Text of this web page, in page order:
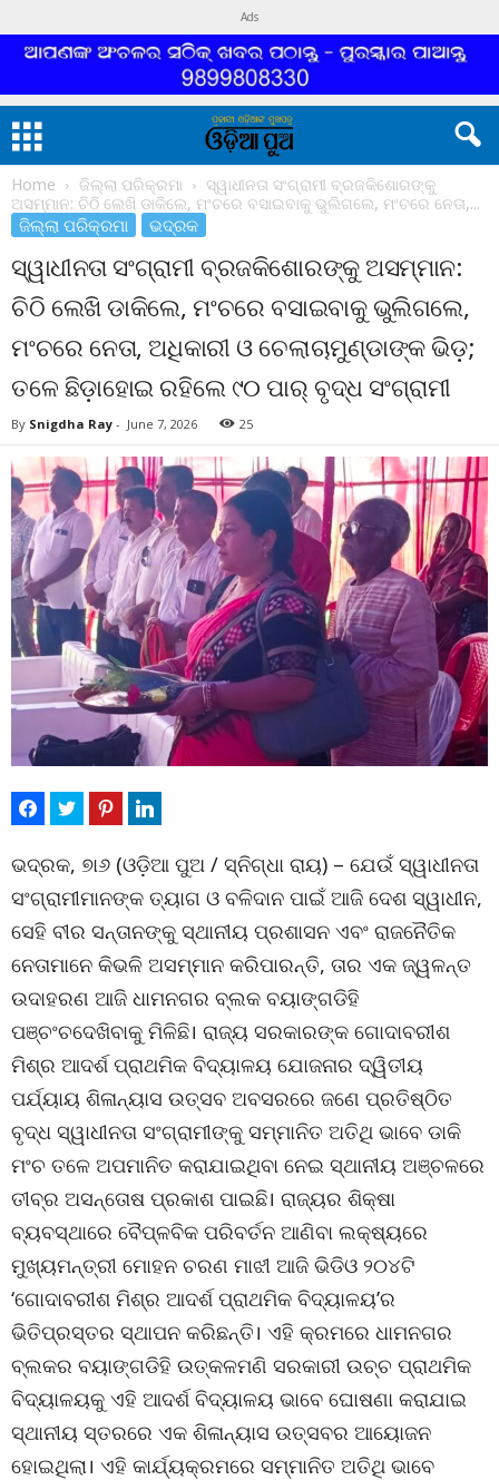
Ads
Home ଜିଲ୍ଲା ପରିକ୍ରମା
ସ୍ୱାଧୀନତା ସଂଗ୍ରାମୀ ବ୍ରଜକିଶୋରଙ୍କୁ
ଅସମ୍ମାନ: ଚିଠି ଲେଖି ଡାକିଲେ, ମଂଚରେ ବସାଇବାକୁ ଭୁଲିଗଲେ, ମଂଚରେ ନେତା,...
ଜିଲ୍ଲା ପରିକ୍ରମା ଭଦ୍ରକ
ସ୍ୱାଧୀନତା ସଂଗ୍ରାମୀ ବ୍ରଜକିଶୋରଙ୍କୁ ଅସମ୍ମାନ:
ଚିଠି ଲେଖି ଡାକିଲେ, ମଂଚରେ ବସାଇବାକୁ ଭୁଲିଗଲେ,
ମଂଚରେ ନେତା, ଅଧିକାରୀ ଓ ଚେଲାଚାମୁଣ୍ଡାଙ୍କ ଭିଡ଼;
ତଳେ ଛିଡ଼ାହୋଇ ରହିଲେ ୯୦ ପାର୍ ବୃଦ୍ଧ ସଂଗ୍ରାମୀ
By Snigdha Ray - June 7, 2026 25
ଭଦ୍ରକ, ୭ା୬ (ଓଡ଼ିଆ ପୁଅ / ସ୍ନିଗ୍ଧା ରାୟ) – ଯେଉଁ ସ୍ୱାଧୀନତା
ସଂଗ୍ରାମୀମାନଙ୍କ ତ୍ୟାଗ ଓ ବଳିଦାନ ପାଇଁ ଆଜି ଦେଶ ସ୍ୱାଧୀନ,
ସେହି ବୀର ସନ୍ତାନଙ୍କୁ ସ୍ଥାନୀୟ ପ୍ରଶାସନ ଏବଂ ରାଜନୈତିକ
ନେତାମାନେ କିଭଳି ଅସମ୍ମାନ କରିପାରନ୍ତି, ତାର ଏକ ଜ୍ୱଳନ୍ତ
ଉଦାହରଣ ଆଜି ଧାମନଗର ବ୍ଲକ ବୟାଙ୍ଗଡିହି
ପଞ୍ଚଂଚଦେଖିବାକୁ ମିଳିଛି। ରାଜ୍ୟ ସରକାରଙ୍କ ଗୋଦାବରୀଶ
ମିଶ୍ର ଆଦର୍ଶ ପ୍ରାଥମିକ ବିଦ୍ୟାଳୟ ଯୋଜନାର ଦ୍ୱିତୀୟ
ପର୍ଯ୍ୟାୟ ଶିଳାନ୍ୟାସ ଉତ୍ସବ ଅବସରରେ ଜଣେ ପ୍ରତିଷ୍ଠିତ
ବୃଦ୍ଧ ସ୍ୱାଧୀନତା ସଂଗ୍ରାମୀଙ୍କୁ ସମ୍ମାନିତ ଅତିଥି ଭାବେ ଡାକି
ମଂଚ ତଳେ ଅପମାନିତ କରାଯାଇଥିବା ନେଇ ସ୍ଥାନୀୟ ଅଞ୍ଚଳରେ
ତୀବ୍ର ଅସନ୍ତୋଷ ପ୍ରକାଶ ପାଇଛି। ରାଜ୍ୟର ଶିକ୍ଷା
ବ୍ୟବସ୍ଥାରେ ବୈପ୍ଳବିକ ପରିବର୍ତନ ଆଣିବା ଲକ୍ଷ୍ୟରେ
ମୁଖ୍ୟମନ୍ତ୍ରୀ ମୋହନ ଚରଣ ମାଝୀ ଆଜି ଭିଡିଓ ୨୦୪ଟି
‘ଗୋଦାବରୀଶ ମିଶ୍ର ଆଦର୍ଶ ପ୍ରାଥମିକ ବିଦ୍ୟାଳୟ’ର
ଭିତିପ୍ରସ୍ତର ସ୍ଥାପନ କରିଛନ୍ତି। ଏହି କ୍ରମରେ ଧାମନଗର
ବ୍ଲକର ବୟାଙ୍ଗଡିହି ଉତ୍କଳମଣି ସରକାରୀ ଉଚ୍ଚ ପ୍ରାଥମିକ
ବିଦ୍ୟାଳୟକୁ ଏହି ଆଦର୍ଶ ବିଦ୍ୟାଳୟ ଭାବେ ଘୋଷଣା କରାଯାଇ
ସ୍ଥାନୀୟ ସ୍ତରରେ ଏକ ଶିଳାନ୍ୟାସ ଉତ୍ସବର ଆୟୋଜନ
ହୋଇଥିଲା। ଏହି କାର୍ଯ୍ୟକ୍ରମରେ ସମ୍ମାନିତ ଅତିଥି ଭାବେ